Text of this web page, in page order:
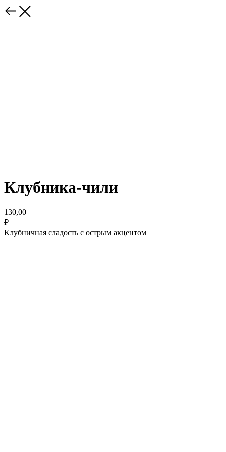
Клубника-чили
130,00
₽
Клубничная сладость с острым акцентом